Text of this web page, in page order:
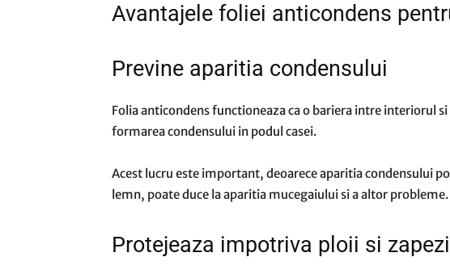
Avantajele foliei anticondens
Previne aparitia condensului
Folia anticondens functioneaza ca o bariera intre interiorul
formarea condensului in podul casei.
Acest lucru este important, deoarece aparitia condensului
lemn, poate duce la aparitia mucegaiului si a altor probleme.
Protejeaza impotriva ploii si